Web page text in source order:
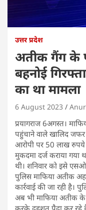
उत्तर प्रदेश
अतीक गैंग के
बहनोई
का था मामला
6 August 2023
प्रयागराज 6अगस्त।
पहुंचाने वाले खालिद जफर
आरोपी पर 50 लाख रुपये
मुकदमा दर्ज कराया गया
थी। शनिवार को इसे
पुलिस माफिया अतीक
कार्रवाई की जा रही है।
अब भी माफिया अतीक